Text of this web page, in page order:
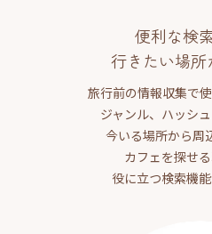
便利な検
行きたい場所
旅行前の情報収集で使
ジャンル、ハッシュ
今いる場所から周
カフェを探せ
役に立つ検索機能